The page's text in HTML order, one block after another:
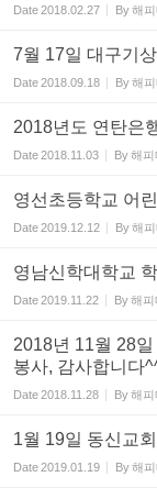
Date2018.02.27 By해
7월 17일 대구기
Date2018.09.18 By해
2018년도 연탄은
Date2018.11.03 By해피
영선초등학교 어
Date2019.12.12 By해
영남신학대학교
Date2019.11.22 By해피
2018년 11월 28
봉사, 감사합니다
Date2018.11.28 By해피
1월 19일 동신교
Date2019.01.19 By해